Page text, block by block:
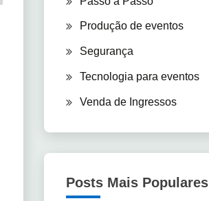
Produção de eventos
Segurança
Tecnologia para eventos
Venda de Ingressos
Posts Mais Populares